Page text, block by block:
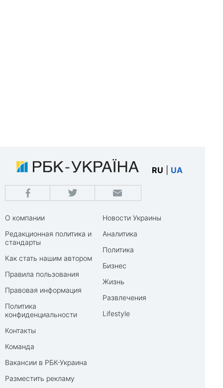
RU UA
О компании
Редакционная политика и
стандарты
Как стать нашим автором
Правила пользования
Правовая информация
Политика
конфиденциальности
Контакты
Команда
Вакансии в РБК-Украина
Разместить рекламу
Новости Украины
Аналитика
Политика
Бизнес
Жизнь
Развлечения
Lifestyle